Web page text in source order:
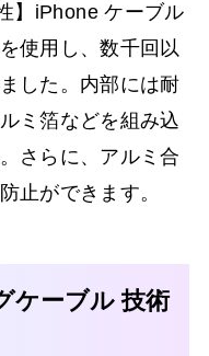
】iPhone ケーブル
使用し、数千回以
した。内部には耐
ミ箔などを組み込
さらに、アルミ合
止ができます。
ケーブル 技術